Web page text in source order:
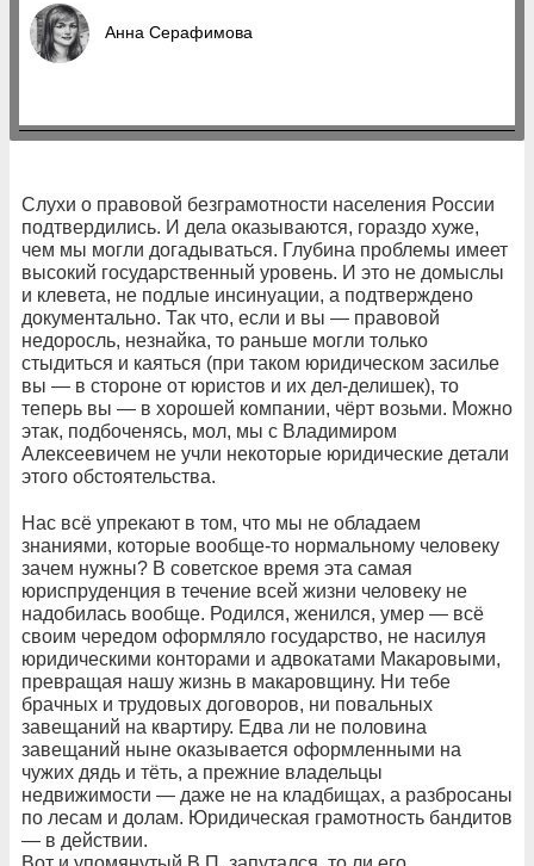
Анна Серафимова
Слухи о правовой безграмотности населения России
подтвердились. И дела оказываются, гораздо хуже,
чем мы могли догадываться. Глубина проблемы имеет
высокий государственный уровень. И это не домыслы
и клевета, не подлые инсинуации, а подтверждено
документально. Так что, если и вы — правовой
недоросль, незнайка, то раньше могли только
стыдиться и каяться (при таком юридическом засилье
вы — в стороне от юристов и их дел-делишек), то
теперь вы — в хорошей компании, чёрт возьми. Можно
этак, подбоченясь, мол, мы с Владимиром
Алексеевичем не учли некоторые юридические детали
этого обстоятельства.
Нас всё упрекают в том, что мы не обладаем
знаниями, которые вообще-то нормальному человеку
зачем нужны? В советское время эта самая
юриспруденция в течение всей жизни человеку не
надобилась вообще. Родился, женился, умер — всё
своим чередом оформляло государство, не насилуя
юридическими конторами и адвокатами Макаровыми,
превращая нашу жизнь в макаровщину. Ни тебе
брачных и трудовых договоров, ни повальных
завещаний на квартиру. Едва ли не половина
завещаний ныне оказывается оформленными на
чужих дядь и тёть, а прежние владельцы
недвижимости — даже не на кладбищах, а разбросаны
по лесам и долам. Юридическая грамотность бандитов
— в действии.